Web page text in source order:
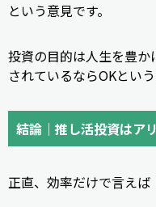
という意見です。
投資の目的は人生を豊
されているならOKとい
結論｜推し活投資はア
正直、効率だけで言えば